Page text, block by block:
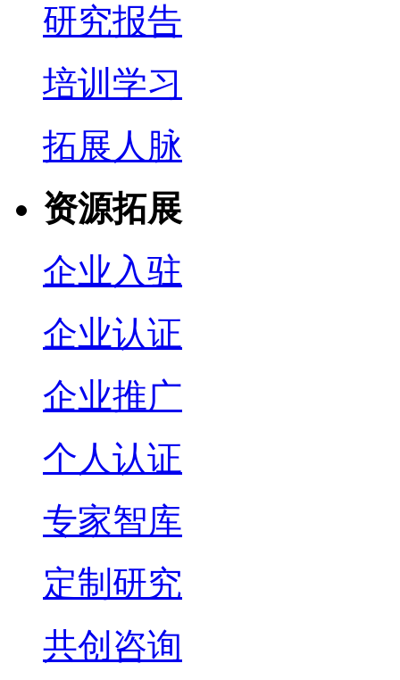
研究报告
培训学习
拓展人脉
资源拓展
企业入驻
企业认证
企业推广
个人认证
专家智库
定制研究
共创咨询